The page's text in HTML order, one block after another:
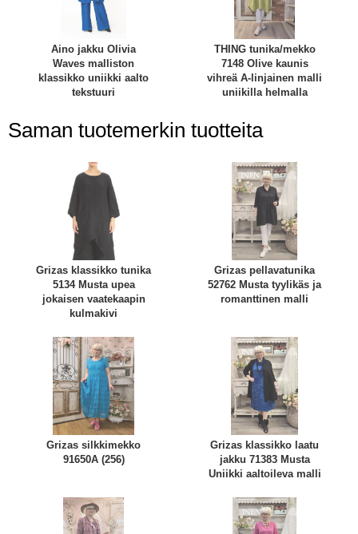
Aino jakku Olivia
Waves malliston
klassikko uniikki aalto
tekstuuri
THING tunika/mekko
7148 Olive kaunis
vihreä A-linjainen malli
uniikilla helmalla
Saman tuotemerkin tuotteita
Grizas klassikko tunika
5134 Musta upea
jokaisen vaatekaapin
kulmakivi
Grizas pellavatunika
52762 Musta tyylikäs ja
romanttinen malli
Grizas silkkimekko
91650A (256)
Grizas klassikko laatu
jakku 71383 Musta
Uniikki aaltoileva malli